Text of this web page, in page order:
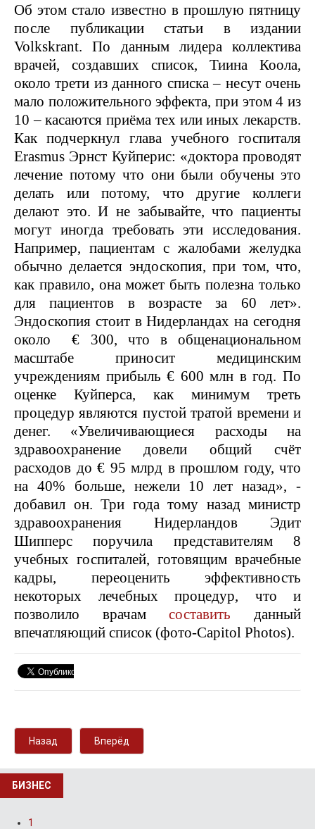
Об этом стало известно в прошлую пятницу
после публикации статьи в издании
Volkskrant.По данным лидера коллектива
врачей, создавших список, Тиина Коола,
около трети из данного списка – несут очень
мало положительного эффекта, при этом 4 из
10 – касаются приёма тех или иных лекарств.
Как подчеркнул глава учебного госпиталя
Erasmus Эрнст Куйперис: «доктора проводят
лечение потому что они были обучены это
делать или потому, что другие коллеги
делают это. И не забывайте, что пациенты
могут иногда требовать эти исследования.
Например, пациентам с жалобами желудка
обычно делается эндоскопия, при том, что,
как правило, она может быть полезна только
для пациентов в возрасте за 60 лет».
Эндоскопия стоит в Нидерландах на сегодня
около € 300, что в общенациональном
масштабе приносит медицинским
учреждениям прибыль € 600 млн в год. По
оценке Куйперса, как минимум треть
процедур являются пустой тратой времени и
денег. «Увеличивающиеся расходы на
здравоохранение довели общий счёт
расходов до € 95 млрд в прошлом году, что
на 40% больше, нежели 10 лет назад», -
добавил он. Три года тому назад министр
здравоохранения Нидерландов Эдит
Шипперс поручила представителям 8
учебных госпиталей, готовящим врачебные
кадры, переоценить эффективность
некоторых лечебных процедур, что и
позволило врачамсоставить данный
впечатляющий список (фото-Capitol Photos).
Назад Вперёд
БИЗНЕС
1